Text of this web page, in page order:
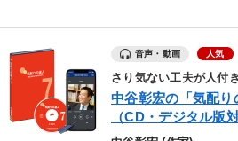
音声・動画 人気
さり気ない工夫が人付
中谷彰宏の「気配
（CD・デジタル版対